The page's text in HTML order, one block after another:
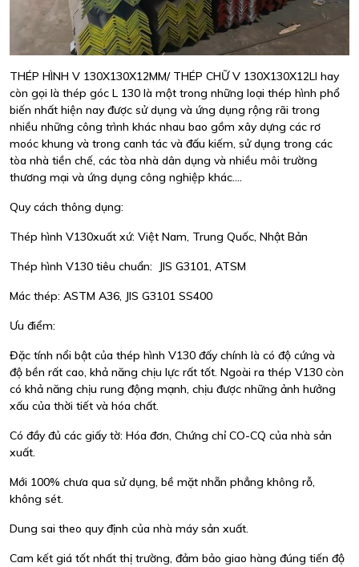
THÉP HÌNH V 130X130X12MM/ THÉP CHỮ V 130X130X12LI hay
còn gọi là thép góc L 130 là một trong những loại thép hình phổ
biến nhất hiện nay được sử dụng và ứng dụng rộng rãi trong
nhiều những công trình khác nhau bao gồm xây dựng các rơ
moóc khung và trong canh tác và đấu kiếm, sử dụng trong các
tòa nhà tiền chế, các tòa nhà dân dụng và nhiều môi trường
thương mại và ứng dụng công nghiệp khác....
Quy cách thông dụng:
Thép hình V130xuất xứ: Việt Nam, Trung Quốc, Nhật Bản
Thép hình V130 tiêu chuẩn: JIS G3101, ATSM
Mác thép: ASTM A36, JIS G3101 SS400
Ưu điểm:
Đặc tính nổi bật của thép hình V130 đấy chính là có độ cứng và
độ bền rất cao, khả năng chịu lực rất tốt. Ngoài ra thép V130 còn
có khả năng chịu rung động mạnh, chịu được những ảnh hưởng
xấu của thời tiết và hóa chất.
Có đầy đủ các giấy tờ: Hóa đơn, Chứng chỉ CO-CQ của nhà sản
xuất.
Mới 100% chưa qua sử dụng, bề mặt nhẵn phẳng không rỗ,
không sét.
Dung sai theo quy định của nhà máy sản xuất.
Cam kết giá tốt nhất thị trường, đảm bảo giao hàng đúng tiến độ